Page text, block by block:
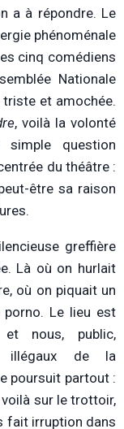
a à répondre. Le
phénoménale
cinq comédiens
Nationale
et amochée.
, voilà la volonté
question
du théâtre :
être sa raison
greffière
Là où on hurlait
où on piquait un
Le lieu est
et nous, public,
illégaux de la
poursuit partout :
voilà sur le trottoir,
fait irruption dans